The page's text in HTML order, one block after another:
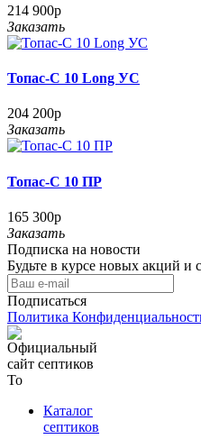
214 900р
Заказать
Топас-С 10 Long УС
204 200р
Заказать
Топас-С 10 ПР
165 300р
Заказать
Подписка на новости
Будьте в курсе новых акций и
Подписаться
Политика
Каталог
септиков